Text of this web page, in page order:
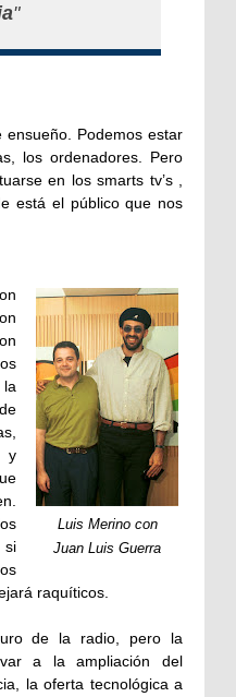
"
ensueño. Podemos estar
los ordenadores. Pero
en los smarts tv’s ,
está el público que nos
Luis Merino con
Juan Luis Guerra
y
si
raquíticos.
de la radio, pero la
a la ampliación del
la oferta tecnológica a